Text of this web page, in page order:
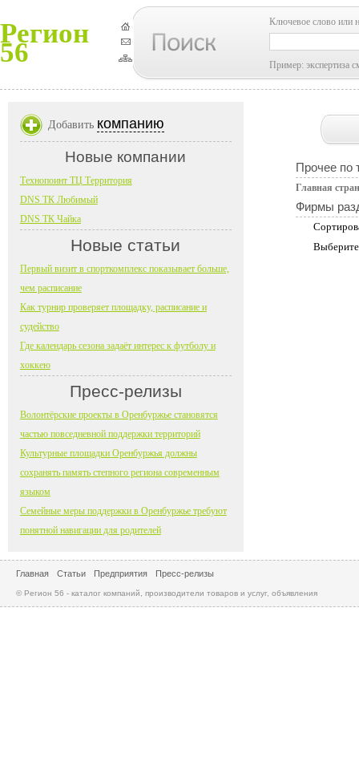
Регион
56
Ключевое слово или
Пример: экспертиза
Прочее по
Главная
Фирмы
Добавить компанию
Новые компании
Технопоинт ТЦ Территория
DNS ТК Любимый
DNS ТК Чайка
Новые статьи
Первый визит в спорткомплекс показывает больше,
чем расписание
Как турнир проверяет площадку, расписание и
судейство
Где календарь сезона задаёт интерес к футболу и
хоккею
Пресс-релизы
Волонтёрские проекты в Оренбуржье становятся
частью повседневной поддержки территорий
Культурные площадки Оренбуржья должны
сохранять память степного региона современным
языком
Семейные меры поддержки в Оренбуржье требуют
понятной навигации для родителей
Главная Статьи Предприятия Пресс-релизы
© Регион 56 - каталог компаний, производители товаров и услуг, объявления